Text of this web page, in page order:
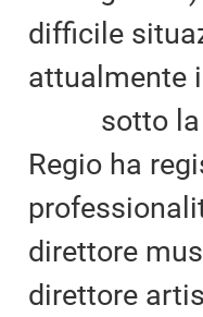
difficile
attualmente
sotto la
Regio ha
direttore
direttore